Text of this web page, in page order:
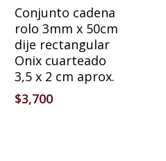
Añadir Al Carrito
Conjunto cadena
rolo 3mm x 50cm
dije rectangular
Onix cuarteado
3,5 x 2 cm aprox.
$3,700